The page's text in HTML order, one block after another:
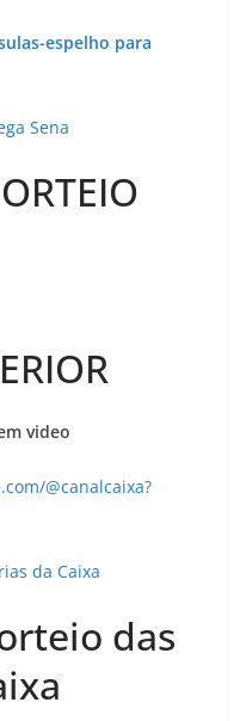
espelho para
Sena
video
@canalcaixa?
da Caixa
das